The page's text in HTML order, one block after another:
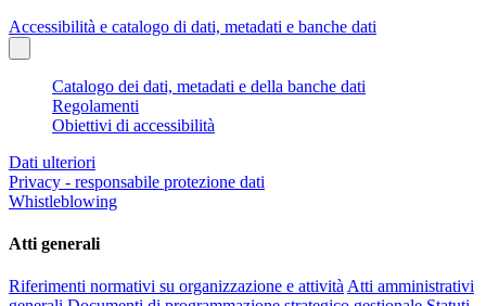
Accessibilità e catalogo di dati, metadati e banche dati
Catalogo dei dati, metadati e della banche dati
Regolamenti
Obiettivi di accessibilità
Dati ulteriori
Privacy - responsabile protezione dati
Whistleblowing
Atti generali
Riferimenti normativi su organizzazione e attività Atti amministrativi